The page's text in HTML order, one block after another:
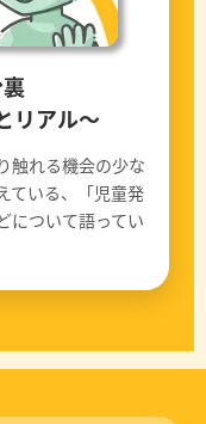
リアル〜
触れる機会の少な
ている、「児童発
について語ってい